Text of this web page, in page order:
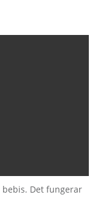
bebis. Det fungerar